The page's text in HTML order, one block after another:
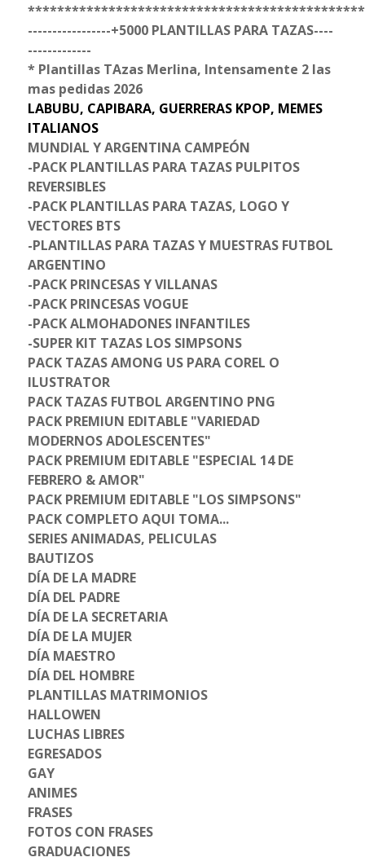
-----------------+5000 PLANTILLAS PARA TAZAS----
-------------
* Plantillas TAzas Merlina, Intensamente 2 las
mas pedidas 2026
LABUBU, CAPIBARA, GUERRERAS KPOP, MEMES
ITALIANOS
MUNDIAL Y ARGENTINA CAMPEÓN
-PACK PLANTILLAS PARA TAZAS PULPITOS
REVERSIBLES
-PACK PLANTILLAS PARA TAZAS, LOGO Y
VECTORES BTS
-PLANTILLAS PARA TAZAS Y MUESTRAS FUTBOL
ARGENTINO
-PACK PRINCESAS Y VILLANAS
-PACK PRINCESAS VOGUE
-PACK ALMOHADONES INFANTILES
-SUPER KIT TAZAS LOS SIMPSONS
PACK TAZAS AMONG US PARA COREL O
ILUSTRATOR
PACK TAZAS FUTBOL ARGENTINO PNG
PACK PREMIUN EDITABLE "VARIEDAD
MODERNOS ADOLESCENTES"
PACK PREMIUM EDITABLE "ESPECIAL 14 DE
FEBRERO & AMOR"
PACK PREMIUM EDITABLE "LOS SIMPSONS"
PACK COMPLETO AQUI TOMA...
SERIES ANIMADAS, PELICULAS
BAUTIZOS
DÍA DE LA MADRE
DÍA DEL PADRE
DÍA DE LA SECRETARIA
DÍA DE LA MUJER
DÍA MAESTRO
DÍA DEL HOMBRE
PLANTILLAS MATRIMONIOS
HALLOWEN
LUCHAS LIBRES
EGRESADOS
GAY
ANIMES
FRASES
FOTOS CON FRASES
GRADUACIONES